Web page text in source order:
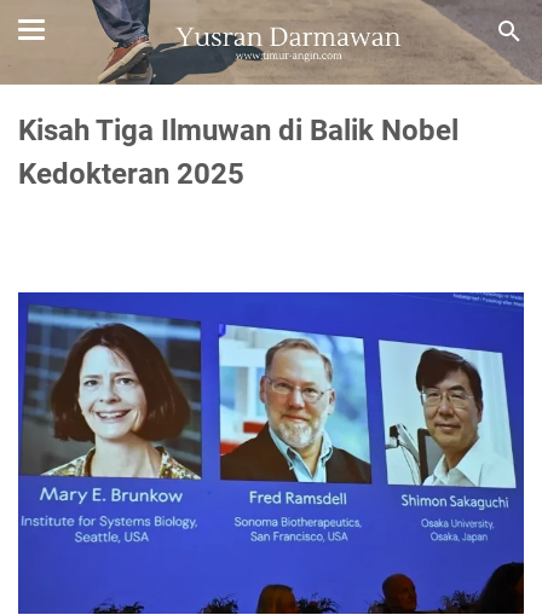
Kisah Tiga Ilmuwan di Balik Nobel
Kedokteran 2025